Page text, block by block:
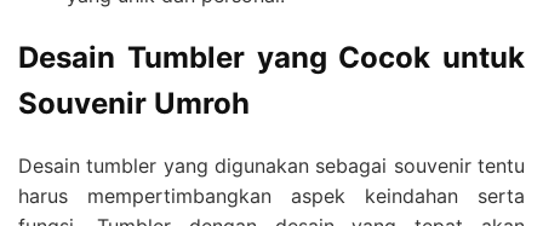
Desain Tumbler yang Cocok untuk
Souvenir Umroh
Desain tumbler yang digunakan sebagai souvenir tentu
harus mempertimbangkan aspek keindahan serta